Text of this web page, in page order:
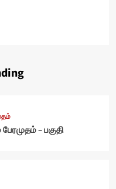
– பகுதி